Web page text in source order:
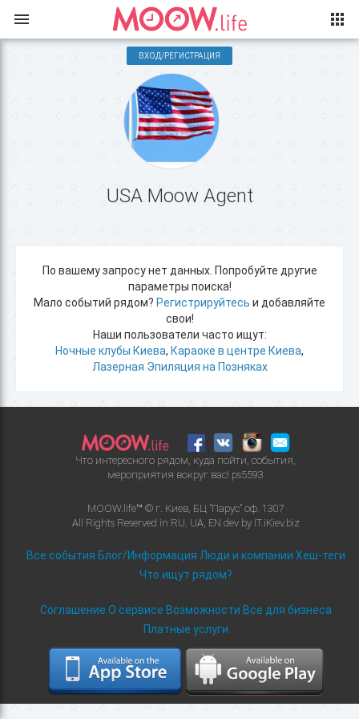
ВХОД/РЕГИСТРАЦИЯ
USA Moow Agent
По вашему запросу нет данных. Попробуйте другие
параметры поиска!
Мало событий рядом? Регистрируйтесь и добавляйте
свои!
Наши пользователи часто ищут:
Ночные клубы Киева, Караоке в центре Киева,
Лазерная Эпиляция на Позняках
Что интересного рядом, куда пойти, события,
мероприятия вокруг вас! ps5593
MOOW.life™ © г. Киев, БЦ "Парус" оф. 1307
All Rights Reserved in RU, UA, EN dev by IT.iKiev.biz
Все события Блог/Информация Люди и компании Хеш-теги
Что ищут рядом?
Соглашение О сервисе Возможности Все для бизнеса
Платные услуги